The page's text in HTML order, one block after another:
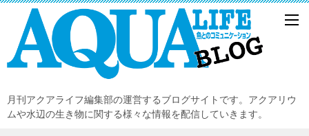
月刊アクアライフ編集部の運営するブログサイトです。アクアリウ
ムや水辺の生き物に関する様々な情報を配信していきます。